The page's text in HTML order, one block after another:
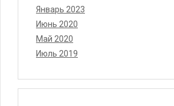
Январь 2023
Июнь 2020
Май 2020
Июль 2019